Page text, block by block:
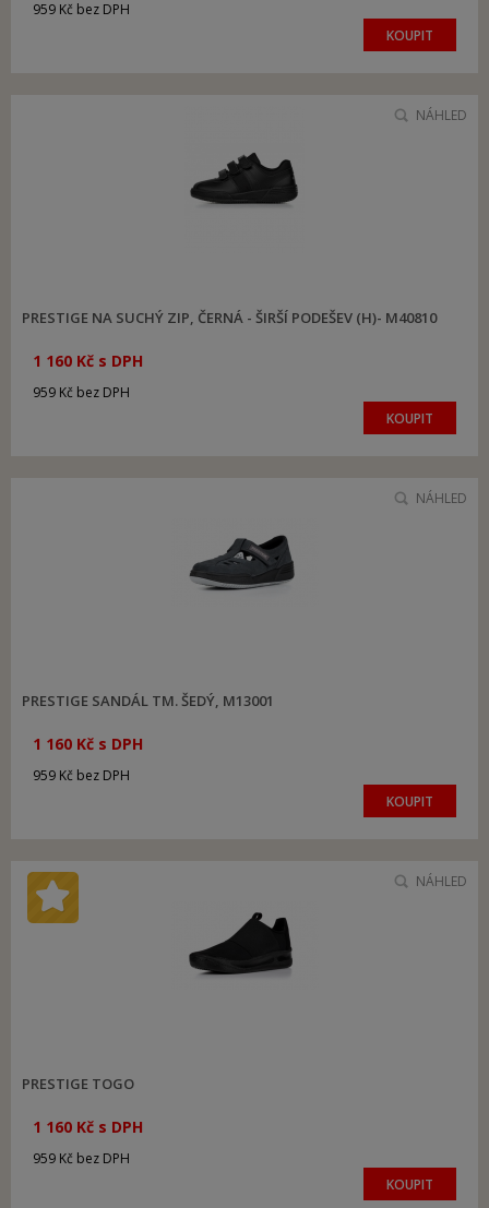
959 Kč bez DPH
KOUPIT
PRESTIGE NA SUCHÝ ZIP, ČERNÁ - ŠIRŠÍ PODEŠEV (H)- M40810
1 160 Kč s DPH
959 Kč bez DPH
KOUPIT
NÁHLED
PRESTIGE SANDÁL TM. ŠEDÝ, M13001
1 160 Kč s DPH
959 Kč bez DPH
KOUPIT
NÁHLED
PRESTIGE TOGO
1 160 Kč s DPH
959 Kč bez DPH
KOUPIT
NÁHLED